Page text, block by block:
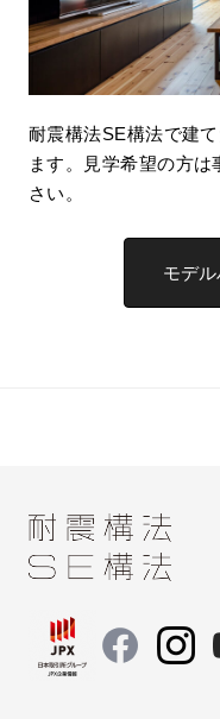
耐震構法SE構法で建
ます。見学希望の方
さい。
モデ